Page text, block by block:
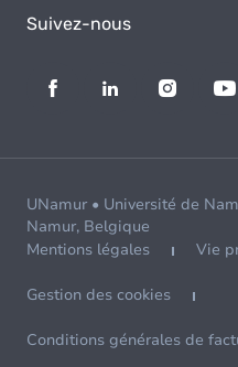
Suivez-nous
UNamur • Université de
Namur, Belgique
Mentions légales
Vie
Gestion des cookies
Conditions générales de